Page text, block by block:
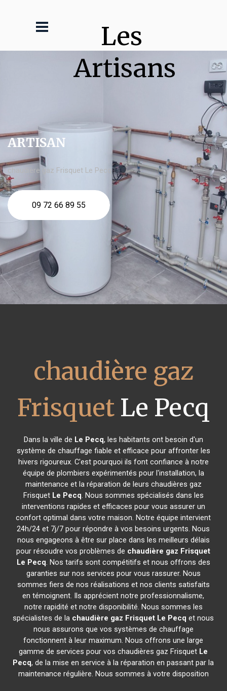
Les
Artisans
ARTISAN
chaudière gaz Frisquet Le Pecq
09 72 66 89 55
chaudière gaz
FrisquetLe Pecq
Dans la ville de Le Pecq, les habitants ont besoin d'un
système de chauffage fiable et efficace pour affronter les
hivers rigoureux. C'est pourquoi ils font confiance à notre
équipe de plombiers expérimentés pour l'installation, la
maintenance et la réparation de leurs chaudières gaz
Frisquet Le Pecq. Nous sommes spécialisés dans les
interventions rapides et efficaces pour vous assurer un
confort optimal dans votre maison. Notre équipe intervient
24h/24 et 7j/7 pour répondre à vos besoins urgents. Nous
nous engageons à être sur place dans les meilleurs délais
pour résoudre vos problèmes de chaudière gaz Frisquet
Le Pecq. Nos tarifs sont compétitifs et nous offrons des
garanties sur nos services pour vous rassurer. Nous
sommes fiers de nos réalisations et nos clients satisfaits
en témoignent. Ils apprécient notre professionnalisme,
notre rapidité et notre disponibilité. Nous sommes les
spécialistes de la chaudière gaz Frisquet Le Pecq et nous
nous assurons que vos systèmes de chauffage
fonctionnent à leur maximum. Nous offrons une large
gamme de services pour vos chaudières gaz Frisquet Le
Pecq, de la mise en service à la réparation en passant par la
maintenance régulière. Nous sommes à votre disposition